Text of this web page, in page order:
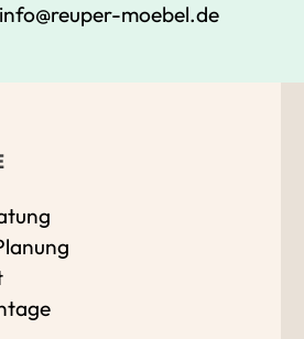
info@reuper-moebel.de